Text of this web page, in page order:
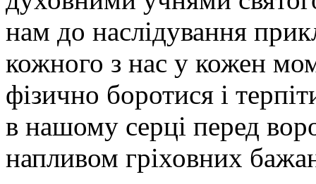
нам до наслідування
кожного з нас у кожен
фізично боротися і
в нашому серці перед
напливом гріховних